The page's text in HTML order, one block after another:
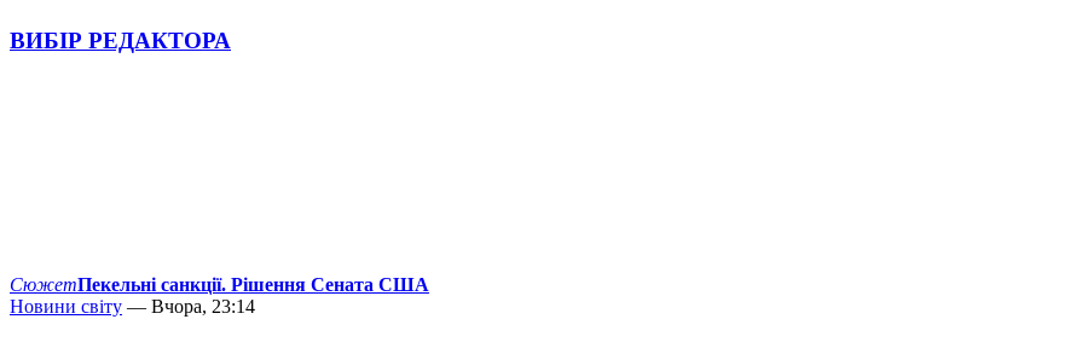
ВИБІР РЕДАКТОРА
СюжетПекельні санкції. Рішення Сената США
Новини світу — Вчора, 23:14